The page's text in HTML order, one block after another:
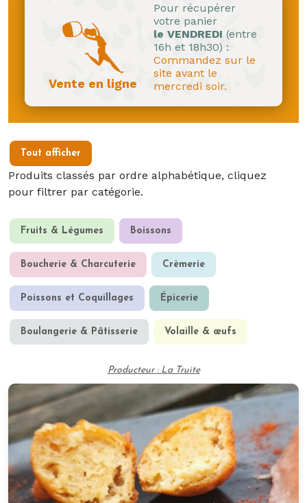
Vente en ligne
Pour récupérer
votre panier
le VENDREDI (entre
16h et 18h30) :
Commandez sur le
site avant le
mercredi soir.
Tout afficher
Produits classés par ordre alphabétique, cliquez
pour filtrer par catégorie.
Fruits & Légumes Boissons
Boucherie & Charcuterie Crèmerie
Poissons et Coquillages Épicerie
Boulangerie & Pâtisserie Volaille & œufs
Producteur : La Truite